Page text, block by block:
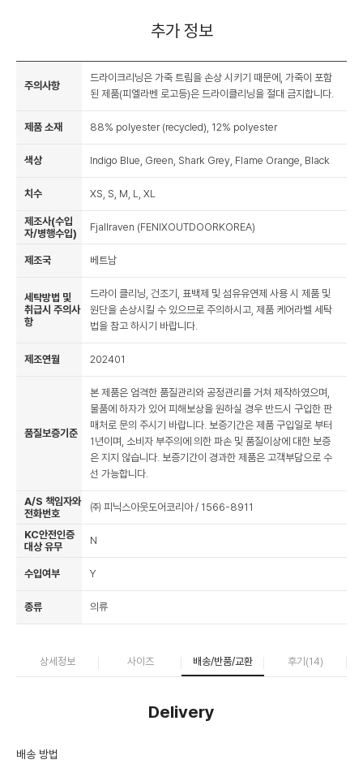
추가 정보
주의사항
드라이크리닝은 가죽 트림을 손상 시키기 때문에, 가죽이 포함
된 제품(피엘라벤 로고등)은 드라이클리닝을 절대 금지합니다.
제품 소재 88% polyester (recycled), 12% polyester
색상 Indigo Blue, Green, Shark Grey, Flame Orange, Black
치수 XS, S, M, L, XL
제조사(수입
자/병행수입)
Fjallraven (FENIXOUTDOORKOREA)
제조국 베트남
세탁방법 및
취급시 주의사
항
드라이 클리닝, 건조기, 표백제 및 섬유유연제 사용 시 제품 및
원단을 손상시킬 수 있으므로 주의하시고, 제품 케어라벨 세탁
법을 참고 하시기 바랍니다.
제조연월 202401
품질보증기준
본 제품은 엄격한 품질관리와 공정관리를 거쳐 제작하였으며,
물품에 하자가 있어 피해보상을 원하실 경우 반드시 구입한 판
매처로 문의 주시기 바랍니다. 보증기간은 제품 구입일로 부터
1년이며, 소비자 부주의에 의한 파손 및 품질이상에 대한 보증
은 지지 않습니다. 보증기간이 경과한 제품은 고객부담으로 수
선 가능합니다.
A/S 책임자와
전화번호
㈜ 피닉스아웃도어코리아 / 1566-8911
KC안전인증
대상 유무
N
수입여부 Y
종류 의류
상세정보 사이즈 배송/반품/교환 후기(14)
Delivery
배송 방법